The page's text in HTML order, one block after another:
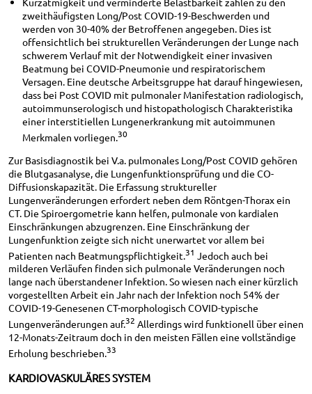
zweithäufigsten Long/Post COVID-19-Beschwerden und
werden von 30-40% der Betroffenen angegeben. Dies ist
offensichtlich bei strukturellen Veränderungen der Lunge nach
schwerem Verlauf mit der Notwendigkeit einer invasiven
Beatmung bei COVID-Pneumonie und respiratorischem
Versagen. Eine deutsche Arbeitsgruppe hat darauf hingewiesen,
dass bei Post COVID mit pulmonaler Manifestation radiologisch,
autoimmunserologisch und histopathologisch Charakteristika
einer interstitiellen Lungenerkrankung mit autoimmunen
Merkmalen vorliegen. 30
Zur Basisdiagnostik bei V.a. pulmonales Long/Post COVID gehören
die Blutgasanalyse, die Lungenfunktionsprüfung und die CO-
Diffusionskapazität. Die Erfassung struktureller
Lungenveränderungen erfordert neben dem Röntgen-Thorax ein
CT. Die Spiroergometrie kann helfen, pulmonale von kardialen
Einschränkungen abzugrenzen. Eine Einschränkung der
Lungenfunktion zeigte sich nicht unerwartet vor allem bei
Patienten nach Beatmungspflichtigkeit. 31 Jedoch auch bei
milderen Verläufen finden sich pulmonale Veränderungen noch
lange nach überstandener Infektion. So wiesen nach einer kürzlich
vorgestellten Arbeit ein Jahr nach der Infektion noch 54% der
COVID-19-Genesenen CT-morphologisch COVID-typische
Lungenveränderungen auf.32 Allerdings wird funktionell über einen
12-Monats-Zeitraum doch in den meisten Fällen eine vollständige
Erholung beschrieben. 33
KARDIOVASKULÄRES SYSTEM